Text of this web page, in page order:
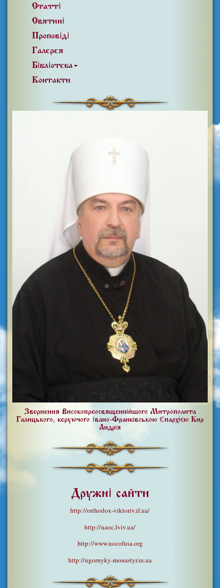
Статті
Святині
Проповіді
Галерея
Бібліотека
Контакти
Звернення Високопреосвященнійшого Митрополита
Галицького, керуючого Івано-Франківською Єпархією Кир
Андрія
Дружні сайти
http://orthodox-viktoriv.if.ua/
http://uaoc.lviv.ua/
http://www.uocofusa.org
http://ugornyky-monastyr.in.ua